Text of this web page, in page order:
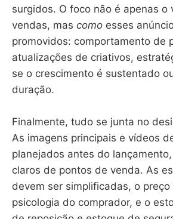
surgidos. O foco não é apenas o
vendas, mas como esses
promovidos: comportamento de
atualizações de criativos,
se o crescimento é sustentado
duração.
Finalmente, tudo se junta no
As imagens principais e vídeos
planejados antes do
claros de pontos de venda. As
devem ser simplificadas, o
psicologia do comprador, e o